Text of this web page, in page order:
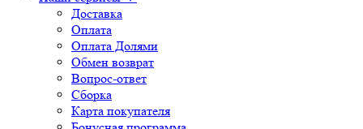
Доставка
Оплата
Оплата Долями
Обмен возврат
Вопрос-ответ
Сборка
Карта покупателя